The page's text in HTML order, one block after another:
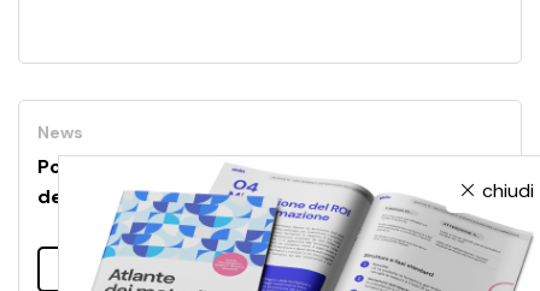
News
Poesia e passione di apprendere protagoniste
del nuovo podcast Skilla
Leggi tutto
chiudi